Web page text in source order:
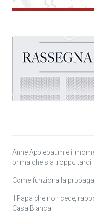
Anne Applebaum e il
prima che sia troppo tardi
Come funziona la
Il Papa che non cede,
Casa Bianca